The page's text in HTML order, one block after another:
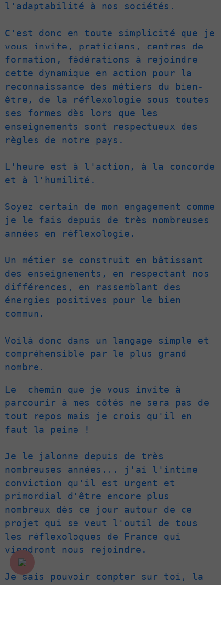
l'adaptabilité à nos sociétés.
C'est donc en toute simplicité que je
vous invite, praticiens, centres de
formation, fédérations à rejoindre
cette dynamique en action pour la
reconnaissance des métiers du bien-
être, de la réflexologie sous toutes
ses formes dès lors que les
enseignements sont respectueux des
règles de notre pays.
L'heure est à l'action, à la concorde
et à l'humilité.
Soyez certain de mon engagement comme
je le fais depuis de très nombreuses
années en réflexologie.
Un métier se construit en bâtissant
des enseignements, en respectant nos
différences, en rassemblant des
énergies positives pour le bien
commun.
Voilà donc dans un langage simple et
compréhensible par le plus grand
nombre.
Le  chemin que je vous invite à
parcourir à mes côtés ne sera pas de
tout repos mais je crois qu'il en
faut la peine !
Je le jalonne depuis de très
nombreuses années... j'ai l'intime
conviction qu'il est urgent et
primordial d'être encore plus
nombreux dès ce jour autour de ce
projet qui se veut l'outil de tous
les réflexologues de France qui
viendront nous rejoindre.
Je sais pouvoir compter sur toi, la